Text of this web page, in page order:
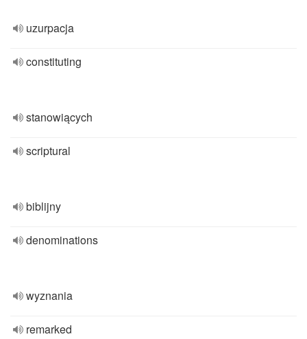
uzurpacja
constituting
stanowiących
scriptural
biblijny
denominations
wyznania
remarked